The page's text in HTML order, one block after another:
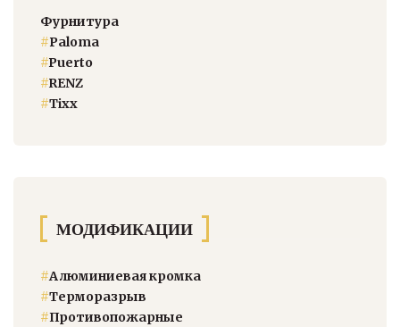
Фурнитура
#Paloma
#Puerto
#RENZ
#Тixx
МОДИФИКАЦИИ
#Алюминиевая кромка
#Терморазрыв
#Противопожарные